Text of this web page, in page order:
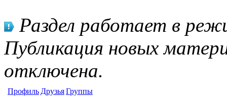
Раздел работает в
Публикация новых
отключена.
Профиль ДрузьяГруппы